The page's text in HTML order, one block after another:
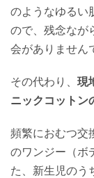
のようなゆるい
ので、残念なが
会がありません
その代わり、 現
ニックコットン
頻繁におむつ交
のワンジー（ボ
た、新生児のう